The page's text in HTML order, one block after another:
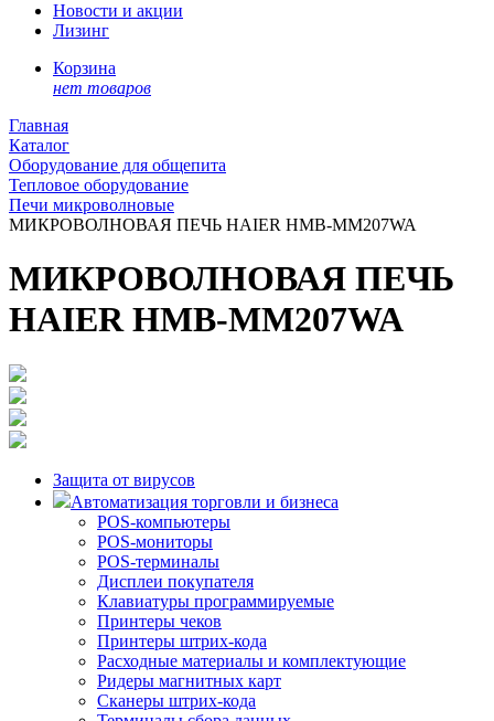
Новости и акции
Лизинг
Корзина
нет товаров
Главная
Каталог
Оборудование для общепита
Тепловое оборудование
Печи микроволновые
МИКРОВОЛНОВАЯ ПЕЧЬ HAIER HMB-MM207WA
МИКРОВОЛНОВАЯ ПЕЧЬ
HAIER HMB-MM207WA
Защита от вирусов
Автоматизация торговли и бизнеса
POS-компьютеры
POS-мониторы
POS-терминалы
Дисплеи покупателя
Клавиатуры программируемые
Принтеры чеков
Принтеры штрих-кода
Расходные материалы и комплектующие
Ридеры магнитных карт
Сканеры штрих-кода